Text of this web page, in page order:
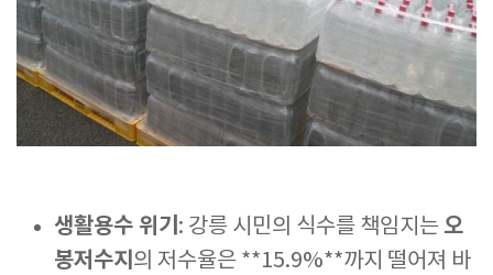
생활용수 위기 : 강릉 시민의 식수를 책임지는 오
봉저수지 의 저수율은 **15.9%**까지 떨어져 바